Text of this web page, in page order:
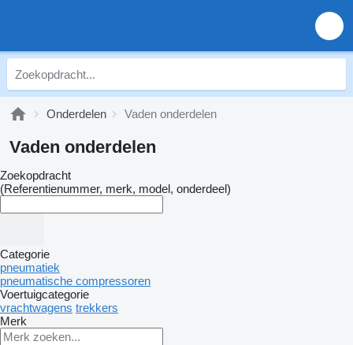
Onderdelen Vaden onderdelen
Vaden onderdelen
Zoekopdracht
(Referentienummer, merk, model, onderdeel)
Categorie
pneumatiek
pneumatische compressoren
Voertuigcategorie
vrachtwagens trekkers
Merk